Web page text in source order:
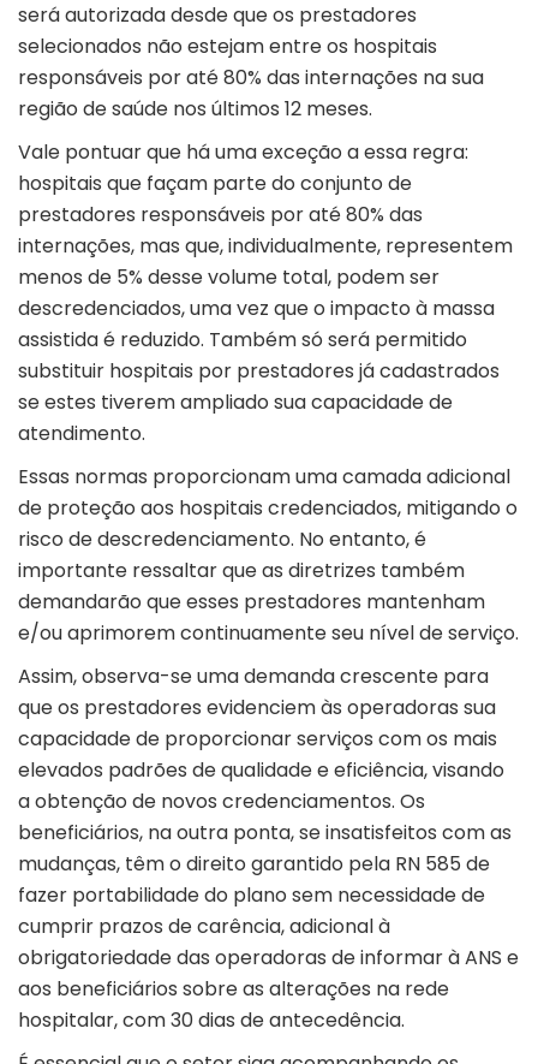
será autorizada desde que os prestadores
selecionados não estejam entre os hospitais
responsáveis por até 80% das internações na sua
região de saúde nos últimos 12 meses.
Vale pontuar que há uma exceção a essa regra:
hospitais que façam parte do conjunto de
prestadores responsáveis por até 80% das
internações, mas que, individualmente, representem
menos de 5% desse volume total, podem ser
descredenciados, uma vez que o impacto à massa
assistida é reduzido. Também só será permitido
substituir hospitais por prestadores já cadastrados
se estes tiverem ampliado sua capacidade de
atendimento.
Essas normas proporcionam uma camada adicional
de proteção aos hospitais credenciados, mitigando o
risco de descredenciamento. No entanto, é
importante ressaltar que as diretrizes também
demandarão que esses prestadores mantenham
e/ou aprimorem continuamente seu nível de serviço.
Assim, observa-se uma demanda crescente para
que os prestadores evidenciem às operadoras sua
capacidade de proporcionar serviços com os mais
elevados padrões de qualidade e eficiência, visando
a obtenção de novos credenciamentos. Os
beneficiários, na outra ponta, se insatisfeitos com as
mudanças, têm o direito garantido pela RN 585 de
fazer portabilidade do plano sem necessidade de
cumprir prazos de carência, adicional à
obrigatoriedade das operadoras de informar à ANS e
aos beneficiários sobre as alterações na rede
hospitalar, com 30 dias de antecedência.